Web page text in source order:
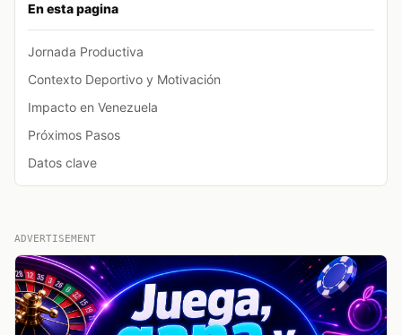
En esta pagina
Jornada Productiva
Contexto Deportivo y Motivación
Impacto en Venezuela
Próximos Pasos
Datos clave
ADVERTISEMENT